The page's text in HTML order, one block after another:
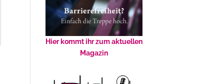
Hier kommt ihr zum aktuellen
Magazin